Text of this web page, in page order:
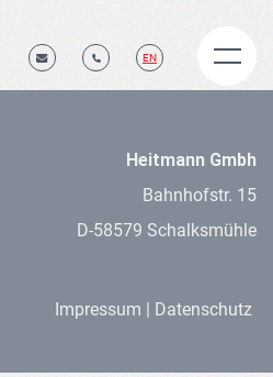
EN
Heitmann Gmbh
Bahnhofstr. 15
D-58579 Schalksmühle
Impressum | Datenschutz